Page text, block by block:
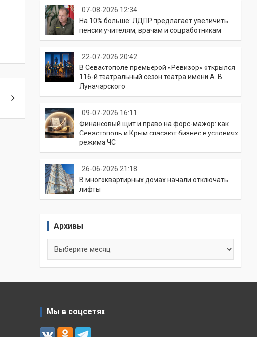
07-08-2026 12:34
На 10% больше: ЛДПР предлагает увеличить
пенсии учителям, врачам и соцработникам
22-07-2026 20:42
В Севастополе премьерой «Ревизор» открылся
116-й театральный сезон театра имени А. В.
Луначарского
09-07-2026 16:11
Финансовый щит и право на форс-мажор: как
Севастополь и Крым спасают бизнес в условиях
режима ЧС
26-06-2026 21:18
В многоквартирных домах начали отключать
лифты
Архивы
Мы в соцсетях